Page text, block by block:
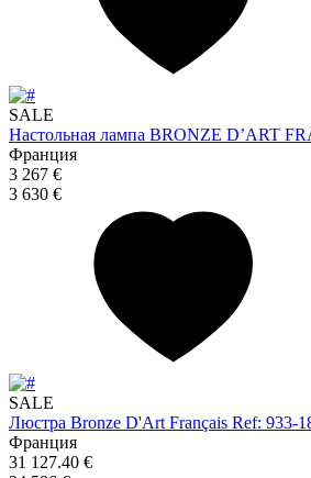
SALE
Настольная лампа BRONZE D’ART
Франция
3 267 €
3 630 €
SALE
Люстра Bronze D'Art Français Ref: 933-
Франция
31 127.40 €